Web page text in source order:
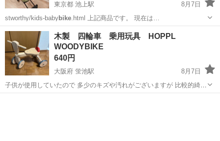
東京都 池上駅
8月7日
stworthy/kids-babybike .html 上記商品です。 現在は…
東京 大田区 池上駅 ベビー用品
木製 四輪車 乗用玩具 HOPPL
WOODYBIKE
640円
大阪府 蛍池駅
8月7日
子供が使用していたので 多少のキズや汚れがございますが 比較的綺麗
だと思います。 自宅付近まで取りに来てくださる方限定